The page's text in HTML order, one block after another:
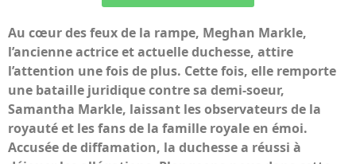
Au cœur des feux de la rampe, Meghan Markle,
l’ancienne actrice et actuelle duchesse, attire
l’attention une fois de plus. Cette fois, elle remporte
une bataille juridique contre sa demi-soeur,
Samantha Markle, laissant les observateurs de la
royauté et les fans de la famille royale en émoi.
Accusée de diffamation, la duchesse a réussi à